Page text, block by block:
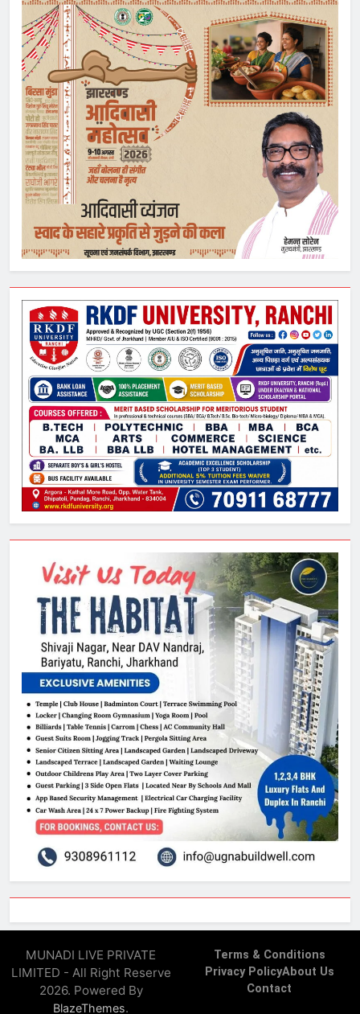
MUNADI LIVE PRIVATE
LIMITED - All Right Reserve
2026. Powered By
BlazeThemes.
Terms & Conditions
Privacy PolicyAbout Us
Contact